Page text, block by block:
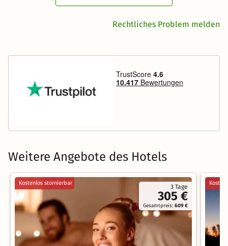
Rechtliches Problem melden
Weitere Angebote des Hotels
3 Tage
305 €
Gesamtpreis:609 €
Kostenlos stornierbar